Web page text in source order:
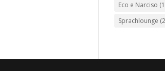
Eco e Narciso
Sprachlounge